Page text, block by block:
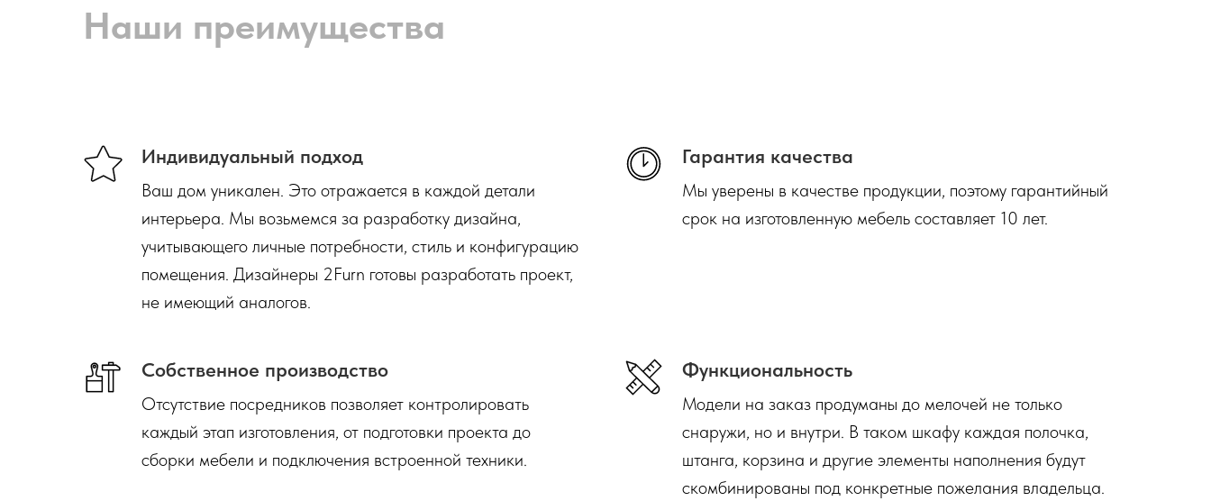
Наши преимущества
Индивидуальный подход
Ваш дом уникален. Это отражается в каждой детали
интерьера. Мы возьмемся за разработку дизайна,
учитывающего личные потребности, стиль и конфигурацию
помещения. Дизайнеры 2Furn готовы разработать проект,
не имеющий аналогов.
Гарантия качества
Мы уверены в качестве продукции, поэтому гарантийный
срок на изготовленную мебель составляет 10 лет.
Собственное производство
Отсутствие посредников позволяет контролировать
каждый этап изготовления, от подготовки проекта до
сборки мебели и подключения встроенной техники.
Функциональность
Модели на заказ продуманы до мелочей не только
снаружи, но и внутри. В таком шкафу каждая полочка,
штанга, корзина и другие элементы наполнения будут
скомбинированы под конкретные пожелания владельца.